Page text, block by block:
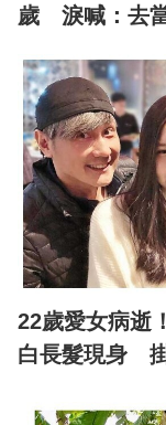
歲 淚喊：去
22歲愛女病逝
白長髮現身